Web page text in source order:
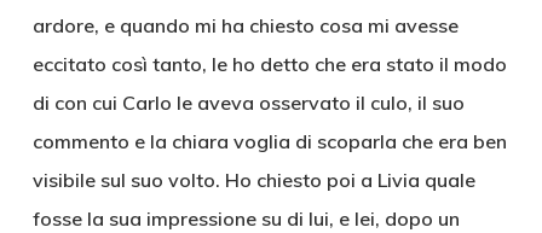
ardore, e quando mi ha chiesto cosa mi avesse
eccitato così tanto, le ho detto che era stato il modo
di con cui Carlo le aveva osservato il culo, il suo
commento e la chiara voglia di scoparla che era ben
visibile sul suo volto. Ho chiesto poi a Livia quale
fosse la sua impressione su di lui, e lei, dopo un